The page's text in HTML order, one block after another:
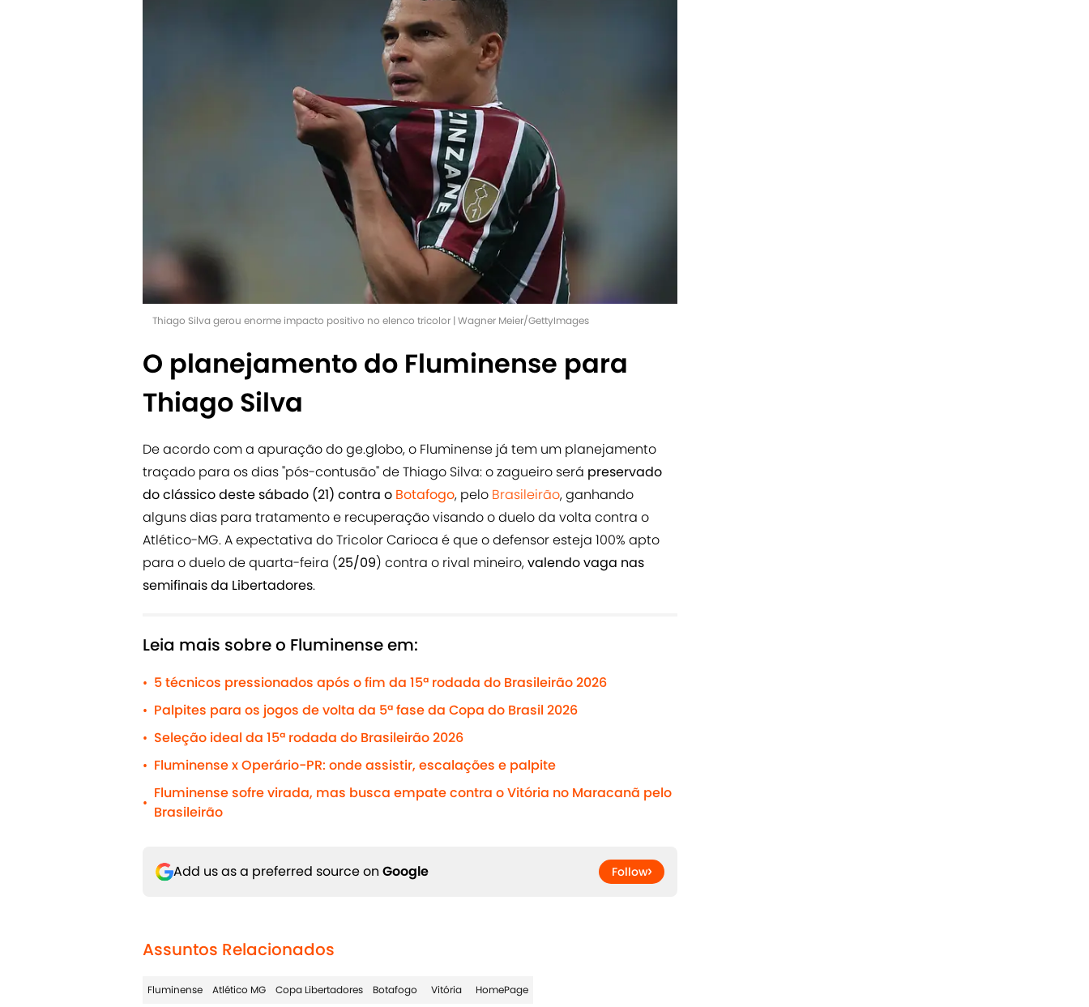
Thiago Silva gerou enorme impacto positivo no elenco tricolor | Wagner Meier/GettyImages
O planejamento do Fluminense para
Thiago Silva
De acordo com a apuração do ge.globo, o Fluminense já tem um planejamento
traçado para os dias "pós-contusão" de Thiago Silva: o zagueiro será preservado
do clássico deste sábado (21) contra o Botafogo, pelo Brasileirão, ganhando
alguns dias para tratamento e recuperação visando o duelo da volta contra o
Atlético-MG. A expectativa do Tricolor Carioca é que o defensor esteja 100% apto
para o duelo de quarta-feira (25/09) contra o rival mineiro,valendo vaga nas
semifinais da Libertadores.
Leia mais sobre o Fluminense em:
• 5 técnicos pressionados após o fim da 15ª rodada do Brasileirão 2026
• Palpites para os jogos de volta da 5ª fase da Copa do Brasil 2026
• Seleção ideal da 15ª rodada do Brasileirão 2026
• Fluminense x Operário-PR: onde assistir, escalações e palpite
•
Fluminense sofre virada, mas busca empate contra o Vitória no Maracanã pelo
Brasileirão
Add us as a preferred source on Google Follow
Assuntos Relacionados
Fluminense Atlético MG Copa Libertadores Botafogo Vitória HomePage